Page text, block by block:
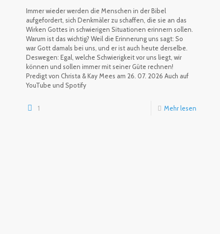
Immer wieder werden die Menschen in der Bibel
aufgefordert, sich Denkmäler zu schaffen, die sie an das
Wirken Gottes in schwierigen Situationen erinnern sollen.
Warum ist das wichtig? Weil die Erinnerung uns sagt: So
war Gott damals bei uns, und er ist auch heute derselbe.
Deswegen: Egal, welche Schwierigkeit vor uns liegt, wir
können und sollen immer mit seiner Güte rechnen!
Predigt von Christa & Kay Mees am 26. 07. 2026 Auch auf
YouTube und Spotify
1 Mehr lesen